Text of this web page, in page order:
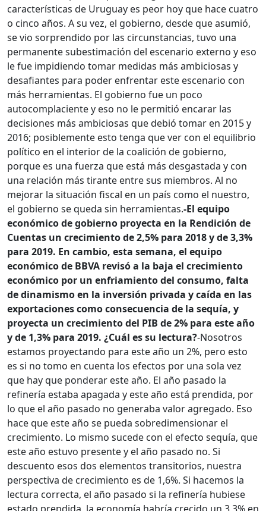
características de Uruguay es peor hoy que hace cuatro
o cinco años. A su vez, el gobierno, desde que asumió,
se vio sorprendido por las circunstancias, tuvo una
permanente subestimación del escenario externo y eso
le fue impidiendo tomar medidas más ambiciosas y
desafiantes para poder enfrentar este escenario con
más herramientas. El gobierno fue un poco
autocomplaciente y eso no le permitió encarar las
decisiones más ambiciosas que debió tomar en 2015 y
2016; posiblemente esto tenga que ver con el equilibrio
político en el interior de la coalición de gobierno,
porque es una fuerza que está más desgastada y con
una relación más tirante entre sus miembros. Al no
mejorar la situación fiscal en un país como el nuestro,
el gobierno se queda sin herramientas.-El equipo
económico de gobierno proyecta en la Rendición de
Cuentas un crecimiento de 2,5% para 2018 y de 3,3%
para 2019. En cambio, esta semana, el equipo
económico de BBVA revisó a la baja el crecimiento
económico por un enfriamiento del consumo, falta
de dinamismo en la inversión privada y caída en las
exportaciones como consecuencia de la sequía, y
proyecta un crecimiento del PIB de 2% para este año
y de 1,3% para 2019. ¿Cuál es su lectura?-Nosotros
estamos proyectando para este año un 2%, pero esto
es si no tomo en cuenta los efectos por una sola vez
que hay que ponderar este año. El año pasado la
refinería estaba apagada y este año está prendida, por
lo que el año pasado no generaba valor agregado. Eso
hace que este año se pueda sobredimensionar el
crecimiento. Lo mismo sucede con el efecto sequía, que
este año estuvo presente y el año pasado no. Si
descuento esos dos elementos transitorios, nuestra
perspectiva de crecimiento es de 1,6%. Si hacemos la
lectura correcta, el año pasado si la refinería hubiese